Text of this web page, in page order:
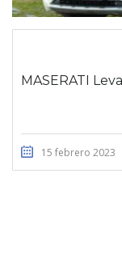
MASERATI
15 febrero 2023